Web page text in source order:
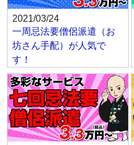
2021/03/24
一周忌法要僧侶派遣（お
坊さん手配）が人気で
す！